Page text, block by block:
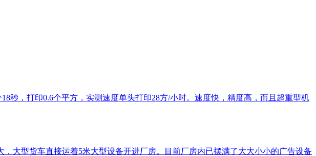
秒，打印0.6个平方，实测速度单头打印28方/小时。速度快，精度高，而且超重型机
大型货车直接运着5米大型设备开进厂房。目前厂房内已摆满了大大小小的广告设备